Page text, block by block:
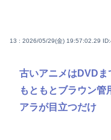
13 : 2026/05/29(金) 19:57:02.29
古いアニメはDVDま
もともとブラウン管
アラが目立つだけ